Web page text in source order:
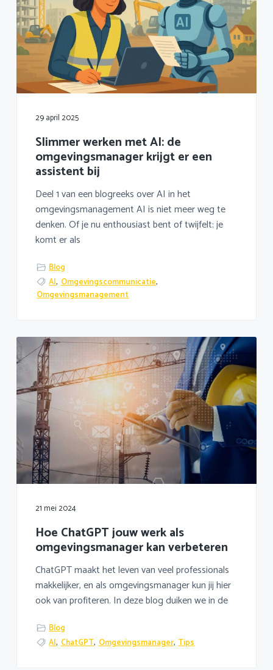
29 april 2025
Slimmer werken met AI: de
omgevingsmanager krijgt er een
assistent bij
Deel 1 van een blogreeks over AI in het
omgevingsmanagement AI is niet meer weg te
denken. Of je nu enthousiast bent of twijfelt: je
komt er als
Blog
AI, Omgevingscommunicatie,
Omgevingsmanagement
21 mei 2024
Hoe ChatGPT jouw werk als
omgevingsmanager kan verbeteren
ChatGPT maakt het leven van veel professionals
makkelijker, en als omgevingsmanager kun jij hier
ook van profiteren. In deze blog duiken we in de
Blog
AI, ChatGPT, Omgevingsmanager, Tips